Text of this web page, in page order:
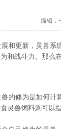
编辑：
和更新，灵兽系
和战斗力。那么
的修为是如何计
灵兽饲料则可以